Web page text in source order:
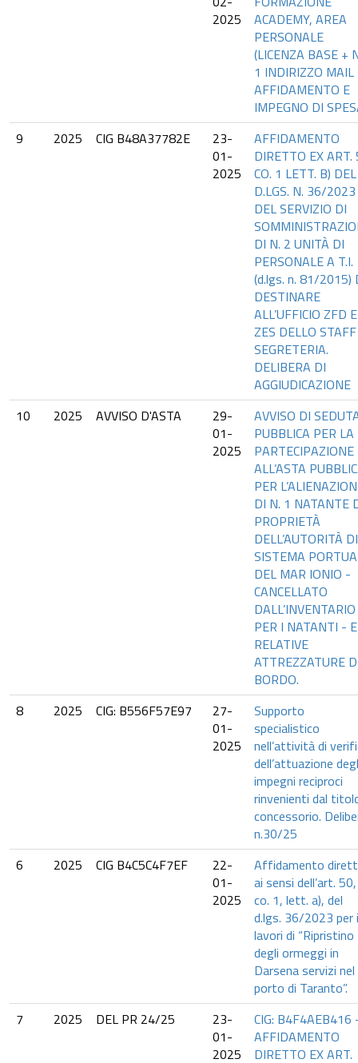
2025
ACADEMY, AREA
PERSONALE
(LICENZA BASE +
1 INDIRIZZO
AFFIDAMENTO E
IMPEGNO DI
9
2025 CIG B48A37782E
23-
01-
2025
AFFIDAMENTO
DIRETTO EX ART.
CO. 1 LETT. B) DEL
D.LGS. N. 36/2023
DEL SERVIZIO DI
DI N. 2 UNITÀ DI
PERSONALE A T.I.
(d.lgs. n. 81/2015)
DESTINARE
ALL’UFFICIO ZFD E
ZES DELLO
SEGRETERIA.
DELIBERA DI
AGGIUDICAZIONE
10
2025 AVVISO D'ASTA
29-
01-
2025
AVVISO DI
PUBBLICA PER LA
PARTECIPAZIONE
ALL’ASTA
PER
DI N. 1 NATANTE
PROPRIETÀ
DELL’AUTORITÀ DI
SISTEMA
DEL MAR IONIO -
CANCELLATO
DALL’INVENTARIO
PER I NATANTI - E
RELATIVE
ATTREZZATURE
BORDO.
8
2025 CIG: B556F57E97
27-
01-
2025
Supporto
specialistico
nell’attività di
dell’attuazione
impegni reciproci
rinvenienti dal
concessorio.
n.30/25
6
2025 CIG B4C5C4F7EF
22-
01-
2025
Affidamento
ai sensi dell’art. 50,
co. 1, lett. a), del
d.lgs. 36/2023 per i
lavori di “Ripristino
degli ormeggi in
Darsena servizi nel
porto di Taranto”.
7
2025 DEL PR 24/25
23-
01-
2025
CIG: B4F4AEB416
AFFIDAMENTO
DIRETTO EX ART.